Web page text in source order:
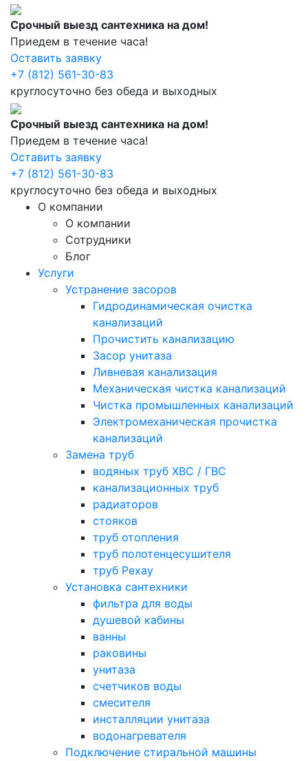
Срочный выезд сантехника на дом!
Приедем в течение часа!
Оставить заявку
+7 (812) 561-30-83
круглосуточно без обеда и выходных
Срочный выезд сантехника на дом!
Приедем в течение часа!
Оставить заявку
+7 (812) 561-30-83
круглосуточно без обеда и выходных
О компании
О компании
Сотрудники
Блог
Услуги
Устранение засоров
Гидродинамическая очистка
канализаций
Прочистить канализацию
Засор унитаза
Ливневая канализация
Механическая чистка канализаций
Чистка промышленных канализаций
Электромеханическая прочистка
канализаций
Замена труб
водяных труб ХВС / ГВС
канализационных труб
радиаторов
стояков
труб отопления
труб полотенцесушителя
труб Рехау
Установка сантехники
фильтра для воды
душевой кабины
ванны
раковины
унитаза
счетчиков воды
смесителя
инсталляции унитаза
водонагревателя
Подключение стиральной машины